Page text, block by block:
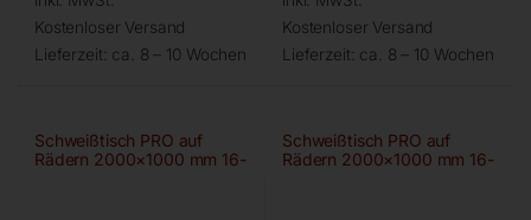
Kostenloser Versand
Lieferzeit: ca. 8 – 10 Wochen
Kostenloser Versand
Lieferzeit: ca. 8 – 10 Wochen
Schweißtisch PRO auf
Rädern 2000×1000 mm 16-
Schweißtisch PRO auf
Rädern 2000×1000 mm 16-